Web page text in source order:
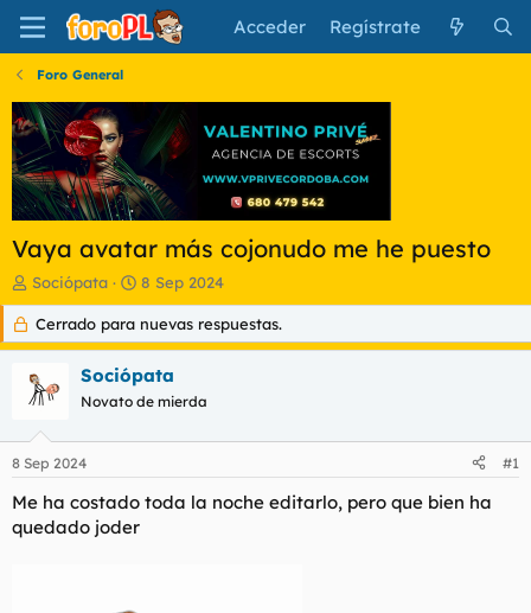
Acceder Regístrate
Foro General
Vaya avatar más cojonudo me he puesto
I
n
c
a
d
o
d
l
t
Sociópata
F
e
c
h
d
e
i
c
8 Sep 2024
Cerrado para nuevas respuestas.
Sociópata
Novato de mierda
8 Sep 2024 #1
Me ha costado toda la noche editarlo, pero que bien ha
quedado joder